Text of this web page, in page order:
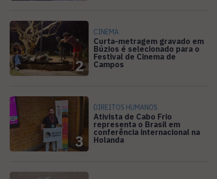
2
CINEMA
Curta-metragem gravado em
Búzios é selecionado para o
Festival de Cinema de
Campos
3
DIREITOS HUMANOS
Ativista de Cabo Frio
representa o Brasil em
conferência internacional na
Holanda